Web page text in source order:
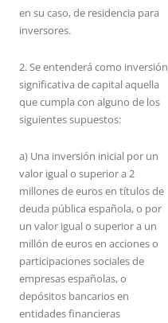
en su caso, de residencia para
inversores.
2. Se entenderá como inversión
significativa de capital aquella
que cumpla con alguno de los
siguientes supuestos:
a) Una inversión inicial por un
valor igual o superior a 2
millones de euros en títulos de
deuda pública española, o por
un valor igual o superior a un
millón de euros en acciones o
participaciones sociales de
empresas españolas, o
depósitos bancarios en
entidades financieras